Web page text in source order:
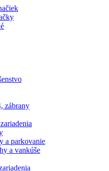
zábrany
a parkovanie
a vankúše